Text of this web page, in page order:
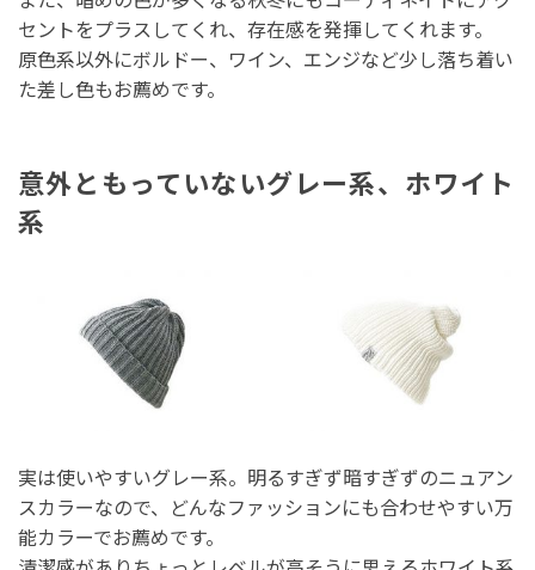
セントをプラスしてくれ、存在感を発揮してくれます。
原色系以外にボルドー、ワイン、エンジなど少し落ち着い
た差し色もお薦めです。
意外ともっていないグレー系、ホワイト
系
実は使いやすいグレー系。明るすぎず暗すぎずのニュアン
スカラーなので、どんなファッションにも合わせやすい万
能カラーでお薦めです。